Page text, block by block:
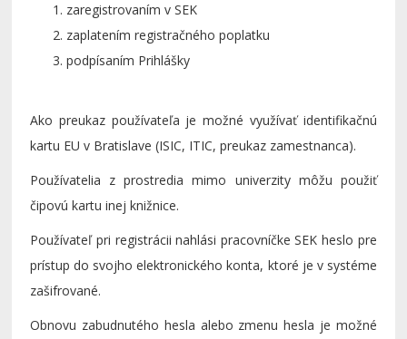
zaregistrovaním v SEK
zaplatením registračného poplatku
podpísaním Prihlášky
Ako preukaz používateľa je možné využívať identifikačnú
kartu EU v Bratislave (ISIC, ITIC, preukaz zamestnanca).
Používatelia z prostredia mimo univerzity môžu použiť
čipovú kartu inej knižnice.
Používateľ pri registrácii nahlási pracovníčke SEK heslo pre
prístup do svojho elektronického konta, ktoré je v systéme
zašifrované.
Obnovu zabudnutého hesla alebo zmenu hesla je možné